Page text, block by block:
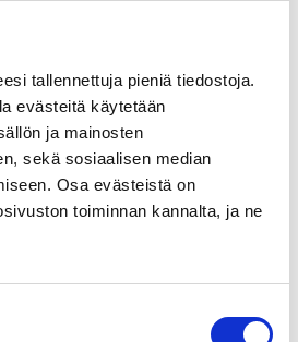
tallennettuja pieniä tiedostoja.
evästeitä käytetään
ja mainosten
sekä sosiaalisen median
Osa evästeistä on
toiminnan kannalta, ja ne
23.7.2026 at 16:00
€